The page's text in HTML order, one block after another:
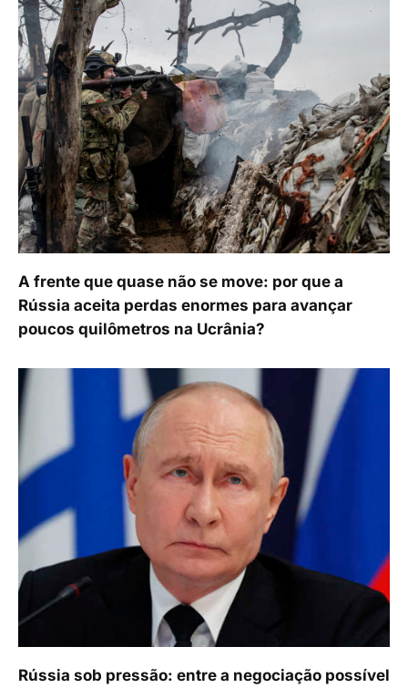
A frente que quase não se move: por que a
Rússia aceita perdas enormes para avançar
poucos quilômetros na Ucrânia?
Rússia sob pressão: entre a negociação possível